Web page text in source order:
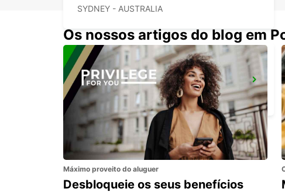
SYDNEY - AUSTRALIA
SYDNEY CENTRO DA CIDADE
SYDNEY - AUSTRALIA
Os nossos artigos do blog em
Máximo proveito do aluguer
Desbloqueie os seus benefícios